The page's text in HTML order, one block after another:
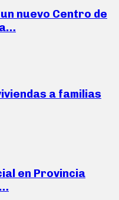
nuevo Centro de
a familias
en Provincia